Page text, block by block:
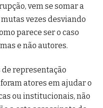
vem se somar a
vezes desviando
parece ser o caso
e não autores.
representação
atores em ajudar o
ou institucionais, não